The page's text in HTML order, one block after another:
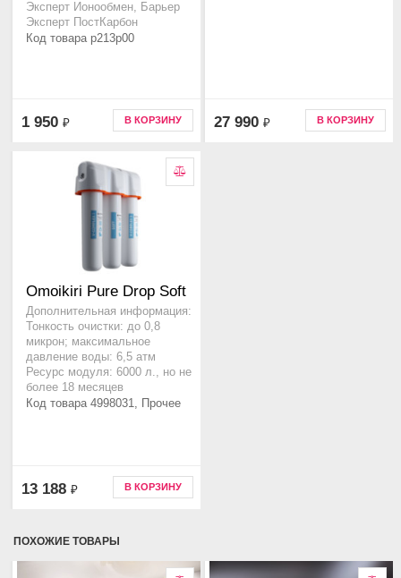
Эксперт Ионообмен, Барьер
Эксперт ПостКарбон
Код товара p213p00
1 950 ₽ В КОРЗИНУ 27 990 ₽ В КОРЗИНУ
Omoikiri Pure Drop Soft
Дополнительная информация:
Тонкость очистки: до 0,8
микрон; максимальное
давление воды: 6,5 атм
Ресурс модуля: 6000 л., но не
более 18 месяцев
Код товара 4998031, Прочее
13 188 ₽ В КОРЗИНУ
ПОХОЖИЕ ТОВАРЫ